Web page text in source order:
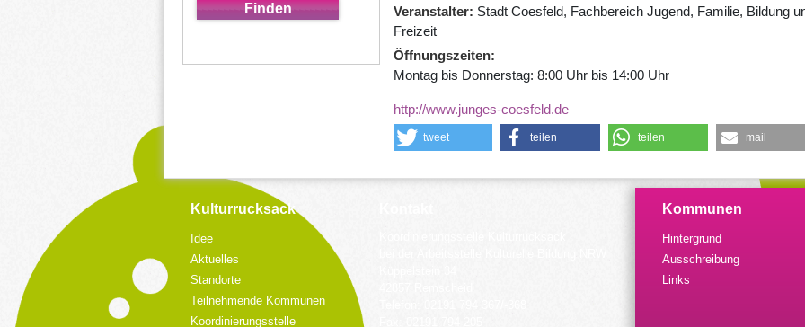
Veranstalter
Stadt Coesfeld, Fachbereich Jugend, Familie, Bildung
Freizeit
Öffnungszeiten
Montag bis Donnerstag: 8:00 Uhr bis 14:00 Uhr
http://www.junges-coesfeld.de
tweet teilen teilen mail
Kulturrucksack
Idee
Aktuelles
Standorte
Teilnehmende Kommunen
Koordinierungsstelle
Kommunen
Hintergrund
Ausschreibung
Links